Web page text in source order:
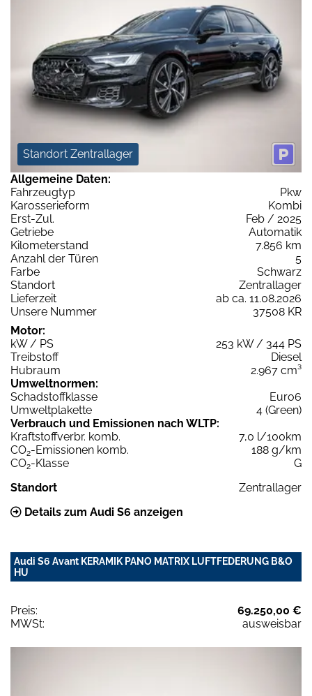
Standort Zentrallager
Allgemeine Daten:
Fahrzeugtyp
Pkw
Karosserieform
Kombi
Erst-Zul.
Feb / 2025
Getriebe
Automatik
Kilometerstand
7.856 km
Anzahl der Türen
5
Farbe
Schwarz
Standort
Zentrallager
Lieferzeit
ab ca. 11.08.2026
Unsere Nummer
37508 KR
Motor:
kW / PS
253 kW / 344 PS
Treibstoff
Diesel
Hubraum
2.967 cm³
Umweltnormen:
Schadstoffklasse
Euro6
Umweltplakette
4 (Green)
Verbrauch und Emissionen nach WLTP:
Kraftstoffverbr. komb.
7,0 l/100km
CO2-Emissionen komb.
188 g/km
CO2-Klasse
G
Standort
Zentrallager
Details zum Audi S6 anzeigen
Audi S6 Avant KERAMIK PANO MATRIX LUFTFEDERUNG B&O
HU
Preis:
69.250,00 €
MWSt:
ausweisbar